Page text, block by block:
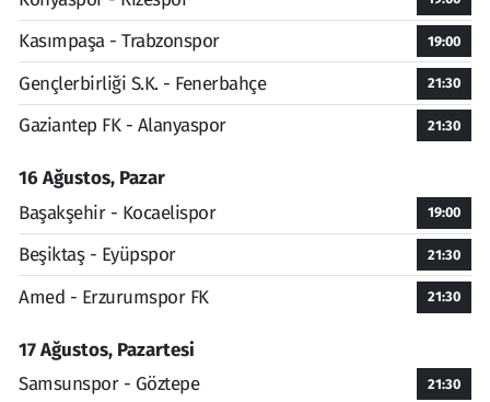
Kasımpaşa - Trabzonspor 19:00
Gençlerbirliği S.K. - Fenerbahçe 21:30
Gaziantep FK - Alanyaspor 21:30
16 Ağustos, Pazar
Başakşehir - Kocaelispor
19:00
Beşiktaş - Eyüpspor 21:30
Amed - Erzurumspor FK 21:30
17 Ağustos, Pazartesi
Samsunspor - Göztepe
21:30